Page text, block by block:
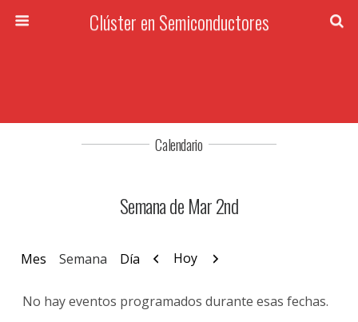
Clúster en Semiconductores
Calendario
Semana de Mar 2nd
Mes Semana Día Anterior
Hoy Siguiente
No hay eventos programados durante esas fechas.